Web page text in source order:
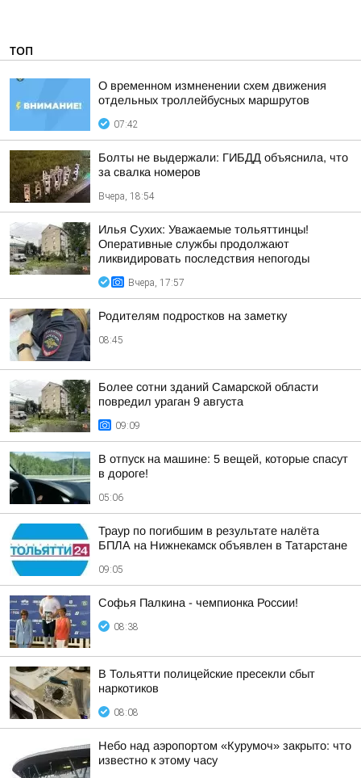
ТОП
О временном измненении схем движения
отдельных троллейбусных маршрутов
07:42
Болты не выдержали: ГИБДД объяснила, что
за свалка номеров
Вчера, 18:54
Илья Сухих: Уважаемые тольяттинцы!
Оперативные службы продолжают
ликвидировать последствия непогоды
Вчера, 17:57
Родителям подростков на заметку
08:45
Более сотни зданий Самарской области
повредил ураган 9 августа
09:09
В отпуск на машине: 5 вещей, которые спасут
в дороге!
05:06
Траур по погибшим в результате налёта
БПЛА на Нижнекамск объявлен в Татарстане
09:05
Софья Палкина - чемпионка России!
08:38
В Тольятти полицейские пресекли сбыт
наркотиков
08:08
Небо над аэропортом «Курумоч» закрыто: что
известно к этому часу